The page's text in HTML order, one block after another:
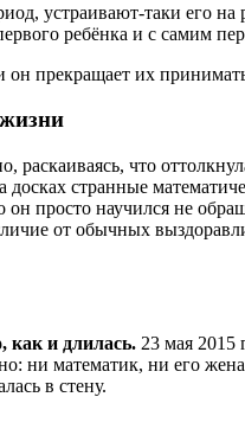
устраивают-таки его
ребёнка и с самим
прекращает их
что
странные
просто научился не
от обычных
как и длилась. 23 мая 2015
ни математик, ни его
в стену.